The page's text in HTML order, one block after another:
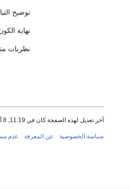
توضيح
نهاية
نظريات
آخر تعديل لهذه الصفحة كان في 11:19, 8 أكتوبر 2015.
سياسة الخصوصية عن المعرفة عدم